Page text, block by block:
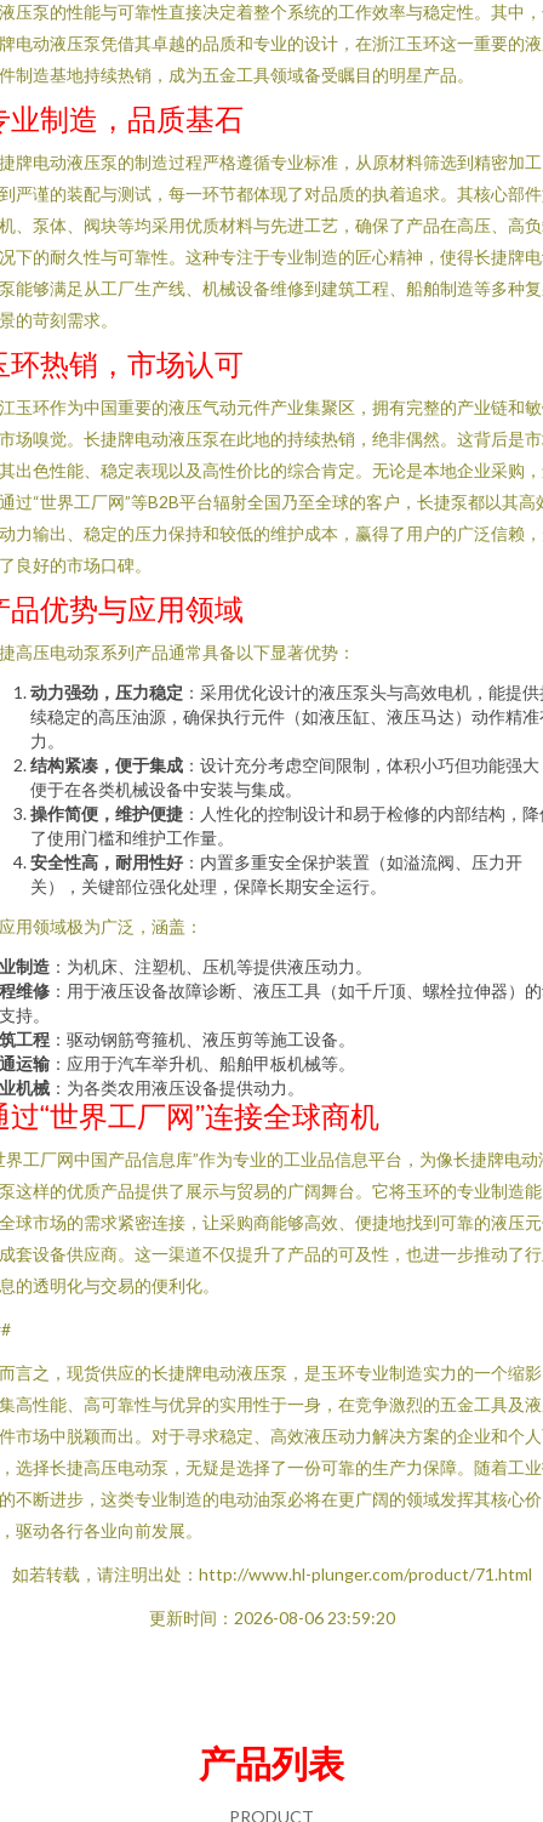
压泵的性能与可靠性直接决定着整个系统的工作效率与稳定性。其中
电动液压泵凭借其卓越的品质和专业的设计，在浙江玉环这一重要的
制造基地持续热销，成为五金工具领域备受瞩目的明星产品。
业制造，品质基石
牌电动液压泵的制造过程严格遵循专业标准，从原材料筛选到精密加
严谨的装配与测试，每一环节都体现了对品质的执着追求。其核心部
、泵体、阀块等均采用优质材料与先进工艺，确保了产品在高压、高
下的耐久性与可靠性。这种专注于专业制造的匠心精神，使得长捷牌
能够满足从工厂生产线、机械设备维修到建筑工程、船舶制造等多种
的苛刻需求。
环热销，市场认可
玉环作为中国重要的液压气动元件产业集聚区，拥有完整的产业链和
场嗅觉。长捷牌电动液压泵在此地的持续热销，绝非偶然。这背后是
出色性能、稳定表现以及高性价比的综合肯定。无论是本地企业采购
过“世界工厂网”等B2B平台辐射全国乃至全球的客户，长捷泵都以其高
力输出、稳定的压力保持和较低的维护成本，赢得了用户的广泛信赖
良好的市场口碑。
品优势与应用领域
高压电动泵系列产品通常具备以下显著优势：
动力强劲，压力稳定 ：采用优化设计的液压泵头与高效电机，能提
续稳定的高压油源，确保执行元件（如液压缸、液压马达）动作精准
力。
结构紧凑，便于集成 ：设计充分考虑空间限制，体积小巧但功能强
便于在各类机械设备中安装与集成。
操作简便，维护便捷 ：人性化的控制设计和易于检修的内部结构，
了使用门槛和维护工作量。
安全性高，耐用性好 ：内置多重安全保护装置（如溢流阀、压力开
关），关键部位强化处理，保障长期安全运行。
用领域极为广泛，涵盖：
制造 ：为机床、注塑机、压机等提供液压动力。
维修 ：用于液压设备故障诊断、液压工具（如千斤顶、螺栓拉伸器）
持。
工程 ：驱动钢筋弯箍机、液压剪等施工设备。
运输 ：应用于汽车举升机、船舶甲板机械等。
机械 ：为各类农用液压设备提供动力。
过“世界工厂网”连接全球商机
界工厂网中国产品信息库”作为专业的工业品信息平台，为像长捷牌电动
这样的优质产品提供了展示与贸易的广阔舞台。它将玉环的专业制造
球市场的需求紧密连接，让采购商能够高效、便捷地找到可靠的液压
套设备供应商。这一渠道不仅提升了产品的可及性，也进一步推动了
的透明化与交易的便利化。
言之，现货供应的长捷牌电动液压泵，是玉环专业制造实力的一个缩
高性能、高可靠性与优异的实用性于一身，在竞争激烈的五金工具及
市场中脱颖而出。对于寻求稳定、高效液压动力解决方案的企业和个
选择长捷高压电动泵，无疑是选择了一份可靠的生产力保障。随着工
不断进步，这类专业制造的电动油泵必将在更广阔的领域发挥其核心价
驱动各行各业向前发展。
如若转载，请注明出处：http://www.hl-plunger.com/product/71.html
更新时间：2026-08-06 23:59:20
产品列表
PRODUCT